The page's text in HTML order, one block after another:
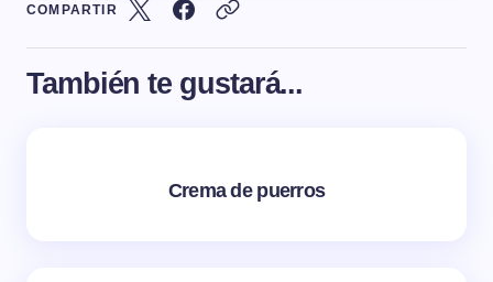
COMPARTIR
También te gustará...
Crema de puerros